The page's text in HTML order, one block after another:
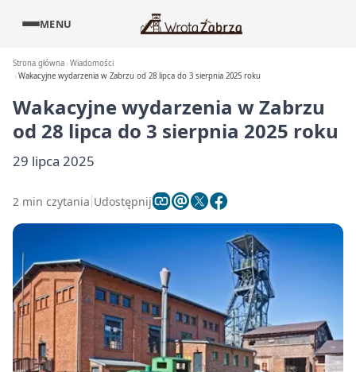
MENU
Strona główna Wiadomości
Wakacyjne wydarzenia w Zabrzu od 28 lipca do 3 sierpnia 2025 roku
Wakacyjne wydarzenia w Zabrzu
od 28 lipca do 3 sierpnia 2025 roku
29 lipca 2025
2 min czytania Udostępnij